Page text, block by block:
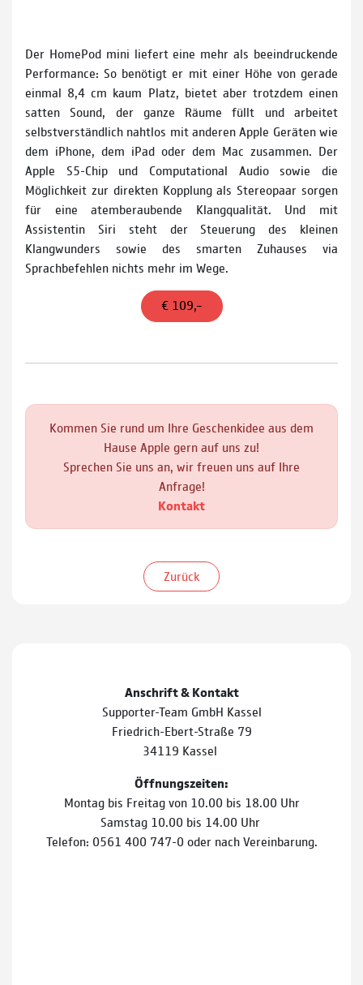
Der HomePod mini liefert eine mehr als beeindruckende
Performance: So benötigt er mit einer Höhe von gerade
einmal 8,4 cm kaum Platz, bietet aber trotzdem einen
satten Sound, der ganze Räume füllt und arbeitet
selbstverständlich nahtlos mit anderen Apple Geräten wie
dem iPhone, dem iPad oder dem Mac zusammen. Der
Apple S5-Chip und Computational Audio sowie die
Möglichkeit zur direkten Kopplung als Stereopaar sorgen
für eine atemberaubende Klangqualität. Und mit
Assistentin Siri steht der Steuerung des kleinen
Klangwunders sowie des smarten Zuhauses via
Sprachbefehlen nichts mehr im Wege.
€ 109,–
Kommen Sie rund um Ihre Geschenkidee aus dem
Hause Apple gern auf uns zu!
Sprechen Sie uns an, wir freuen uns auf Ihre
Anfrage!
Kontakt
Zurück
Anschrift & Kontakt
Supporter-Team GmbH Kassel
Friedrich-Ebert-Straße 79
34119 Kassel
Öffnungszeiten:
Montag bis Freitag von 10.00 bis 18.00 Uhr
Samstag 10.00 bis 14.00 Uhr
Telefon: 0561 400 747-0 oder nach Vereinbarung.